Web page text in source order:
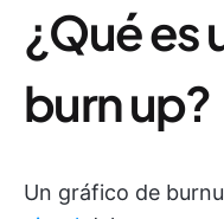
¿Qué es
burn up?
Un gráfico de